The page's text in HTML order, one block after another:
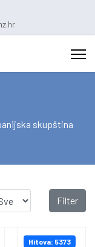
skupština
# Filter
Hitova: 5373